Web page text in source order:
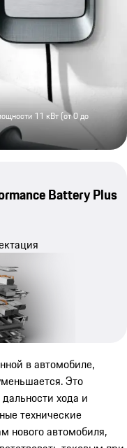
11 кВт (от 0 до
Battery Plus
в автомобиле,
Это
хода и
технические
нового автомобиля,